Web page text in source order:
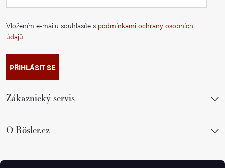
Vložením e-mailu souhlasíte s podmínkami ochrany osobních
údajů
PŘIHLÁSIT SE
Zákaznický servis
O Rösler.cz
Sledujte nás